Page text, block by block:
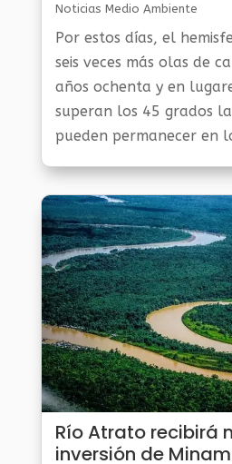
Noticias Medio Ambiente
Por estos días, el
seis veces más olas de
años ochenta y en
superan los 45 grados
pueden permanecer en
temperatura...
Río Atrato recibirá
inversión de